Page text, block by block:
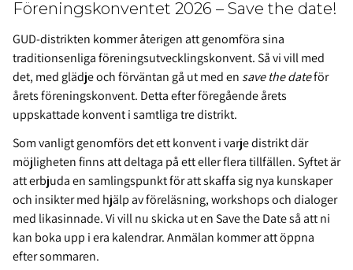
Föreningskonventet 2026 – Save the date!
GUD-distrikten kommer återigen att genomföra sina
traditionsenliga föreningsutvecklingskonvent. Så vi vill med
det, med glädje och förväntan gå ut med en save the dateför
årets föreningskonvent. Detta efter föregående årets
uppskattade konvent i samtliga tre distrikt.
Som vanligt genomförs det ett konvent i varje distrikt där
möjligheten finns att deltaga på ett eller flera tillfällen. Syftet är
att erbjuda en samlingspunkt för att skaffa sig nya kunskaper
och insikter med hjälp av föreläsning, workshops och dialoger
med likasinnade. Vi vill nu skicka ut en Save the Date så att ni
kan boka upp i era kalendrar. Anmälan kommer att öppna
efter sommaren.